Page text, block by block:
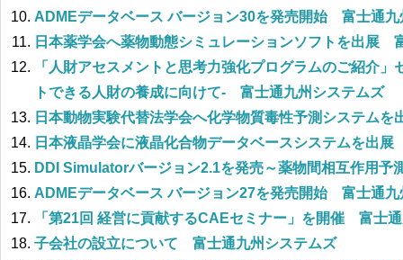
ADMEデータベース バージョン30を発売開始 富士通九
日本薬学会へ薬物動態シミュレーションソフトを出展
「人財アセスメントと思考力強化プログラムのご紹介
トできる人財の養成に向けて- 富士通九州システムズ
日本動物実験代替法学会へ化学物質毒性予測システム
日本液晶学会に液晶化合物データベースシステムを出
DDI Simulatorバージョン2.1を発売～薬物間相互作用予
ADMEデータベース バージョン27を発売開始 富士通九
「第21回 経営に貢献するCAEセミナー」を開催 富士
子会社の設立について 富士通九州システムズ